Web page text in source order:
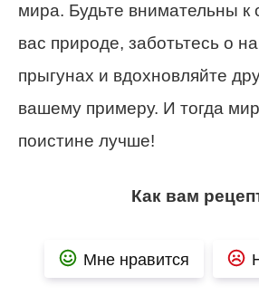
мира. Будьте внимательны
вас природе, заботьтесь о
прыгунах и вдохновляйте
вашему примеру. И тогда
поистине лучше!
Как вам
Мне нравится